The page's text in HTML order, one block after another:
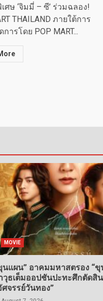
ศษ ‘จิมมี่ – ซี’ ร่วมฉลอง!
THAILAND ภายใต้การ
ารโดย POP MART...
MOVIE
นแผน” อาคมมหาสตรอง “ขุ
วุธเต็มออปชันปะทะศึกตัดสิ
ศจรรย์วันทอง”